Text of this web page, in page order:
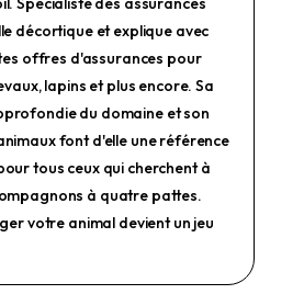
décortique et explique avec
offres d'assurances pour
lapins et plus encore. Sa
du domaine et son
font d'elle une référence
tous ceux qui cherchent à
à quatre pattes.
votre animal devient un jeu